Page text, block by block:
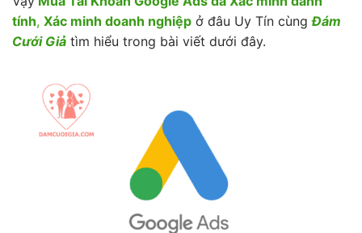
tính, Xác minh doanh nghiệp ở đâu Uy Tín cùngĐám
Cưới Giả tìm hiểu trong bài viết dưới đây.